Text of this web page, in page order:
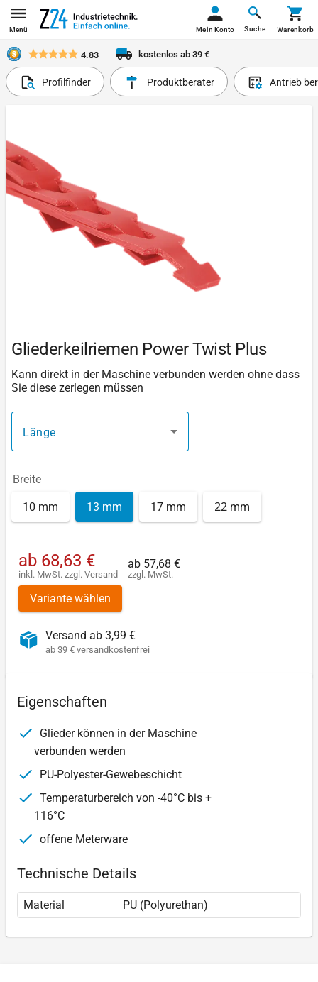
Menü Suche
Mein Konto Warenkorb
4.83 kostenlos ab 39 €
Profilfinder Produktberater Antrieb
Gliederkeilriemen Power Twist Plus
Kann direkt in der Maschine verbunden werden ohne dass
Sie diese zerlegen müssen
Länge
Breite
10 mm 13 mm 17 mm 22 mm
ab 68,63 €
inkl. MwSt. zzgl. Versand
ab 57,68 €
zzgl. MwSt.
Variante wählen
Versand ab 3,99 €
ab 39 € versandkostenfrei
Eigenschaften
Glieder können in der Maschine
verbunden werden
PU-Polyester-Gewebeschicht
Temperaturbereich von -40°C bis +
116°C
offene Meterware
Technische Details
Material PU (Polyurethan)